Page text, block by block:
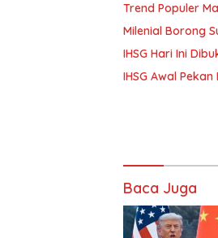
Trend Populer
Milenial Borong
IHSG Hari Ini
IHSG Awal
Baca Juga